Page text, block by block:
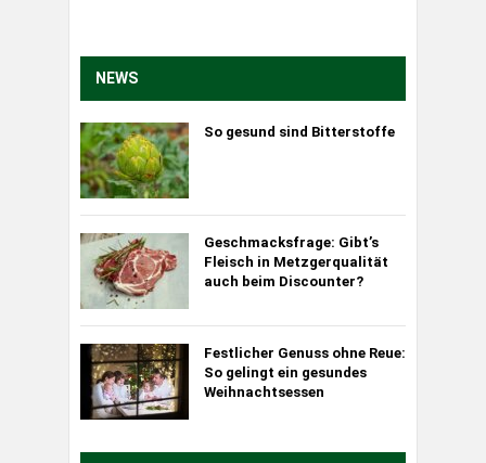
NEWS
So gesund sind Bitterstoffe
Geschmacksfrage: Gibt’s
Fleisch in Metzgerqualität
auch beim Discounter?
Festlicher Genuss ohne Reue:
So gelingt ein gesundes
Weihnachtsessen